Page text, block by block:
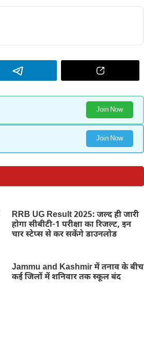
Join Now
Join Now
RRB UG Result 2025: जल्द ही जारी
होगा सीबीटी-1 परीक्षा का रिजल्ट, इन
चार स्टेप्स से कर सकेंगे डाउनलोड
Jammu and Kashmir में तनाव के बीच
कई जिलों में शनिवार तक स्कूल बंद